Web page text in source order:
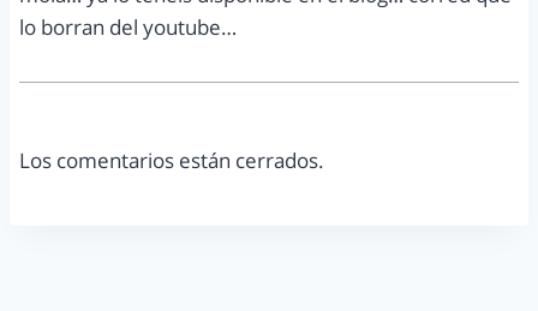
lo borran del youtube…
Los comentarios están cerrados.